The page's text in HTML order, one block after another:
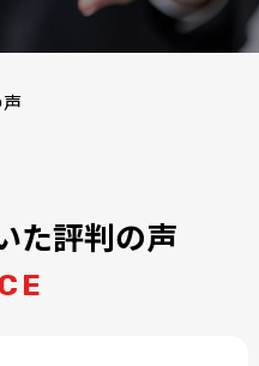
た評判の声